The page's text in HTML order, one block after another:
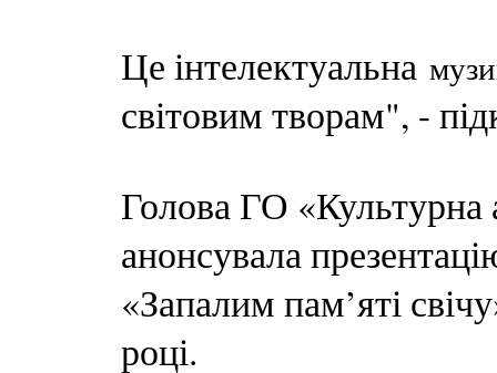
Це інтелектуальна
світовим творам", -
Голова ГО
анонсувала
«Запалим пам’яті
році.